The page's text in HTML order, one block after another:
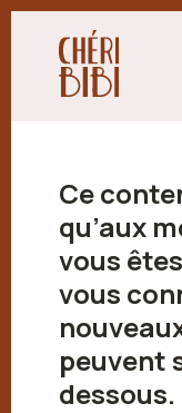
Ce
qu’aux
vous
vous
peuvent
dessous.